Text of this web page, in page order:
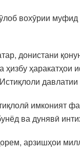
вохӯрии
донистани
ҳаракатҳои
ва дунявӣ
арзишҳои